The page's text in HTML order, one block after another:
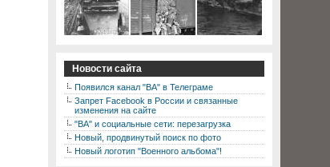
Новости сайта
Появился канал "ВА" в Телеграме
Запрет Facebook в России и связанные
изменения на сайте
"ВА" и социальные сети: перезагрузка
Новый, продвинутый поиск по фото
Новый логотип "Военного альбома"!